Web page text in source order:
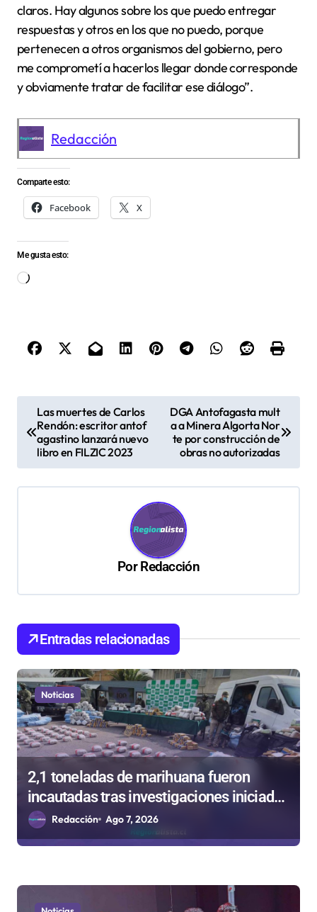
claros. Hay algunos sobre los que puedo entregar
respuestas y otros en los que no puedo, porque
pertenecen a otros organismos del gobierno, pero
me comprometí a hacerlos llegar donde corresponde
y obviamente tratar de facilitar ese diálogo”.
Redacción
Comparte esto:
Facebook X
Me gusta esto:
Cargando...
ó
e
e
n
t
r
s
Las muertes de Carlos
Rendón: escritor antof
agastino lanzará nuevo
libro en FILZIC 2023
DGA Antofagasta mult
a a Minera Algorta Nor
te por construcción de
obras no autorizadas
PorRedacción
Entradas relacionadas
Noticias
2,1 toneladas de marihuana fueron
incautadas tras investigaciones iniciadas
en Antofagasta
Redacción Ago 7, 2026